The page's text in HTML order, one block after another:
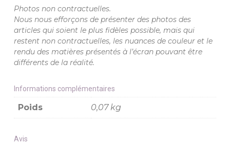
Photos non contractuelles.
Nous nous efforçons de présenter des photos des
articles qui soient le plus fidèles possible, mais qui
restent non contractuelles, les nuances de couleur et le
rendu des matières présentés à l’écran pouvant être
différents de la réalité.
Informations complémentaires
Poids 0,07 kg
Avis